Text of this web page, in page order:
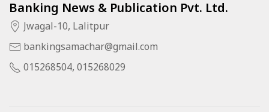
Banking News & Publication Pvt. Ltd.
Jwagal-10, Lalitpur
bankingsamachar@gmail.com
015268504, 015268029